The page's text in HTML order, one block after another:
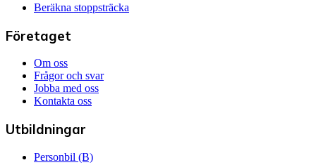
Beräkna stoppsträcka
Företaget
Om oss
Frågor och svar
Jobba med oss
Kontakta oss
Utbildningar
Personbil (B)